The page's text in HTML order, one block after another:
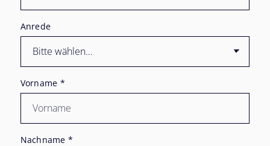
Anrede
Vorname *
Nachname *